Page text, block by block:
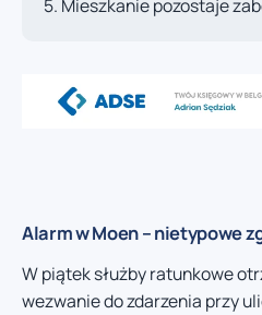
Mieszkanie pozostaje
Alarm w Moen – nietypowe
W piątek służby ratunkowe
wezwanie do zdarzenia przy